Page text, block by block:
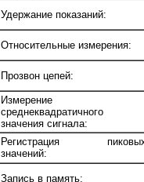
Удержание показаний:
Относительные измерения:
Прозвон цепей:
Измерение
среднеквадратичного
значения сигнала:
Регистрация
значений:
Запись в память: